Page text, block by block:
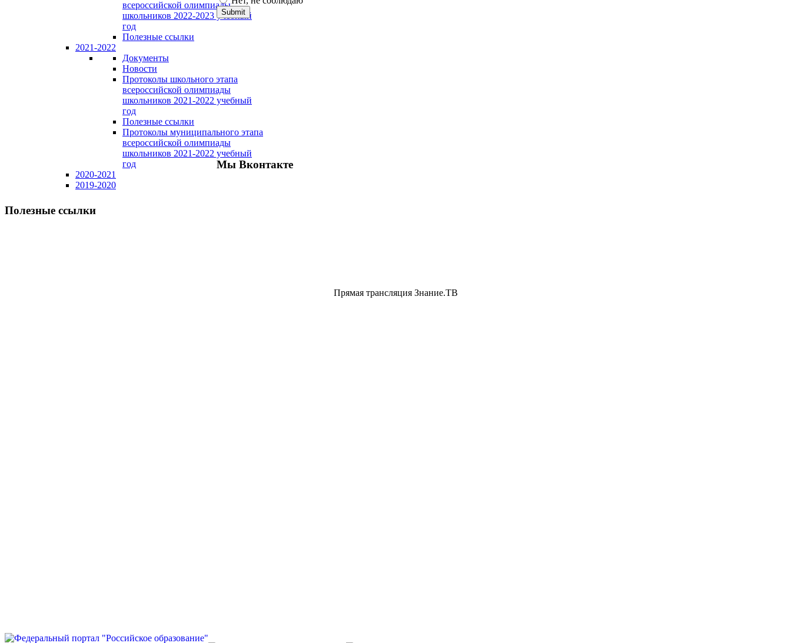
всероссийской олимпиады
школьников 2022-2023 учебный
год
Полезные ссылки
2021-2022
Документы
Новости
Протоколы школьного этапа
всероссийской олимпиады
школьников 2021-2022 учебный
год
Полезные ссылки
Протоколы муниципального этапа
всероссийской олимпиады
школьников 2021-2022 учебный
год
2020-2021
2019-2020
Мы Вконтакте
Полезные ссылки
Прямая трансляция Знание.ТВ